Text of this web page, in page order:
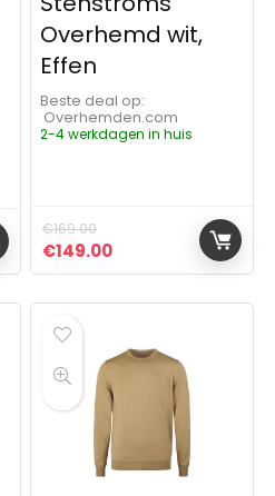
Overhemd wit,
Effen
Beste deal op:
Overhemden.com
2-4 werkdagen in huis
€169.00
Oorspronkelijke prijs was:
€149.00Huidige prijs is: